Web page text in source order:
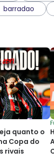
barradao
quanto o
Copa do
rivais